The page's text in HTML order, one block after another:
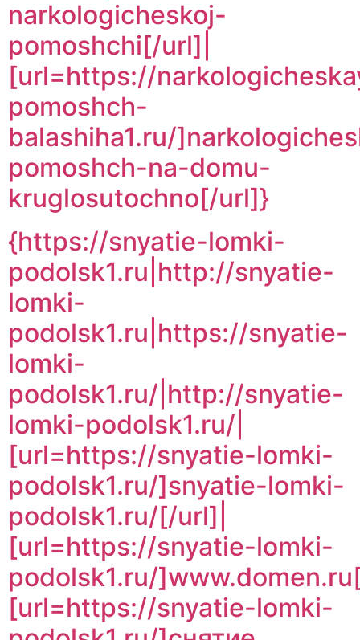
narkologicheskoj-
pomoshchi[/url]|
[url=https://
pomoshch-
balashiha1.ru/
pomoshch-na-domu-
kruglosutochno[/url]}
{https://snyatie-lomki-
podolsk1.ru|http://snyatie-
lomki-
podolsk1.ru|https://snyatie-
lomki-
podolsk1.ru/|http://snyatie-
lomki-podolsk1.ru/|
[url=https://snyatie-lomki-
podolsk1.ru/]snyatie-lomki-
podolsk1.ru/[/url]|
[url=https://snyatie-lomki-
podolsk1.ru/
[url=https://snyatie-lomki-